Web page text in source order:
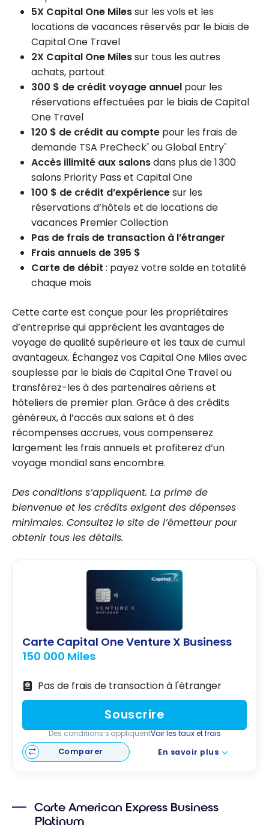
5X Capital One Milessur les vols et les
locations de vacances réservés par le biais de
Capital One Travel
2X Capital One Milessur tous les autres
achats, partout
300 $ de crédit voyage annuel pour les
réservations effectuées par le biais de Capital
One Travel
120 $ de crédit au compte pour les frais de
demande TSA PreCheck® ou Global Entry®
Accès illimité aux salonsdans plus de 1 300
salons Priority Pass et Capital One
100 $ de crédit d’expériencesur les
réservations d’hôtels et de locations de
vacances Premier Collection
Pas de frais de transaction à l’étranger
Frais annuels de 395 $
Carte de débit : payez votre solde en totalité
chaque mois
Cette carte est conçue pour les propriétaires
d’entreprise qui apprécient les avantages de
voyage de qualité supérieure et les taux de cumul
avantageux. Échangez vos Capital One Miles avec
souplesse par le biais de Capital One Travel ou
transférez-les à des partenaires aériens et
hôteliers de premier plan. Grâce à des crédits
généreux, à l’accès aux salons et à des
récompenses accrues, vous compenserez
largement les frais annuels et profiterez d’un
voyage mondial sans encombre.
Des conditions s’appliquent. La prime de
bienvenue et les crédits exigent des dépenses
minimales. Consultez le site de l’émetteur pour
obtenir tous les détails.
Carte Capital One Venture X Business
150 000 Miles
Pas de frais de transaction à l'étranger
Souscrire
Des conditions s'appliquentVoir les taux et frais
Comparer
En savoir plus
Carte American Express Business
Platinum